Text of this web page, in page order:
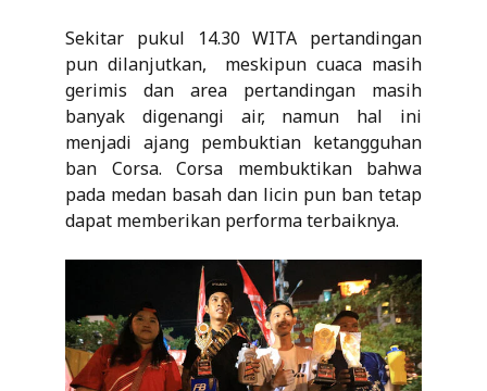
Sekitar pukul 14.30 WITA pertandingan
pun dilanjutkan, meskipun cuaca masih
gerimis dan area pertandingan masih
banyak digenangi air, namun hal ini
menjadi ajang pembuktian ketangguhan
ban Corsa. Corsa membuktikan bahwa
pada medan basah dan licin pun ban tetap
dapat memberikan performa terbaiknya.